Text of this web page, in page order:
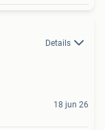
Details
18 jun 26